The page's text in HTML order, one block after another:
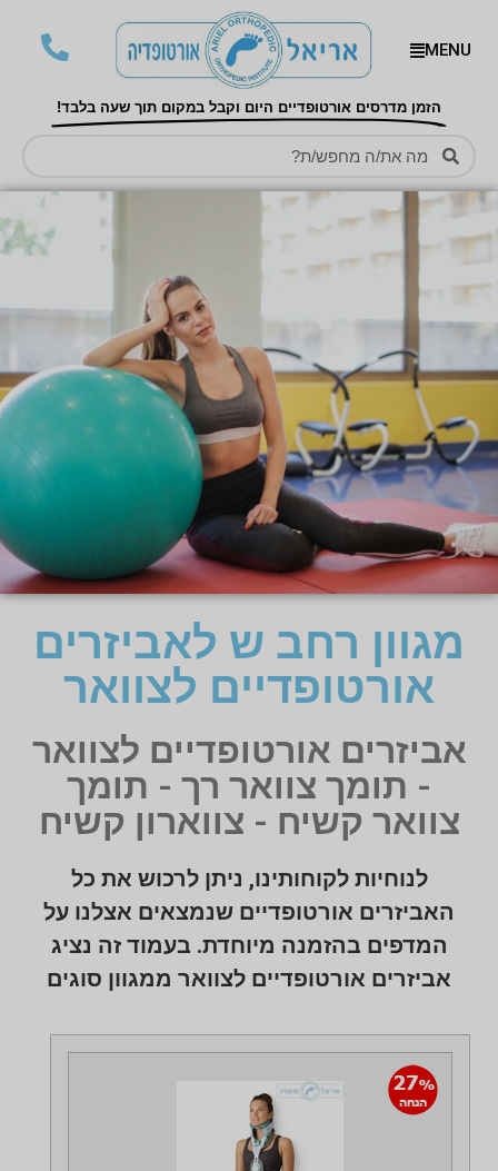
MENU
הזמן מדרסים אורטופדיים היום וקבל במקום תוך שעה בלבד!
מגוון רחב ש לאביזרים
אורטופדיים לצוואר
אביזרים אורטופדיים לצוואר
- תומך צוואר רך - תומך
צוואר קשיח - צווארון קשיח
לנוחיות לקוחותינו, ניתן לרכוש את כל
האביזרים אורטופדיים שנמצאים אצלנו על
המדפים בהזמנה מיוחדת. בעמוד זה נציג
אביזרים אורטופדיים לצוואר ממגוון סוגים